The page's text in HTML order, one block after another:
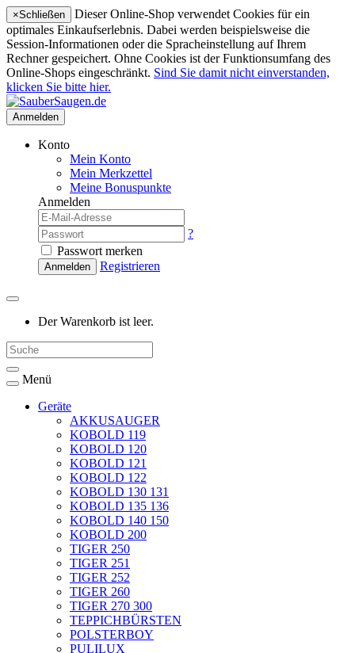
×Schließen
Dieser Online-Shop verwendet Cookies für ein
optimales Einkaufserlebnis. Dabei werden beispielsweise die
Session-Informationen oder die Spracheinstellung auf Ihrem
Rechner gespeichert. Ohne Cookies ist der Funktionsumfang des
Online-Shops eingeschränkt. Sind Sie damit nicht einverstanden,
klicken Sie bitte hier.
Anmelden
Konto
Mein Konto
Mein Merkzettel
Meine Bonuspunkte
Anmelden
?
Passwort merken
Anmelden Registrieren
Der Warenkorb ist leer.
Menü
Geräte
AKKUSAUGER
KOBOLD 119
KOBOLD 120
KOBOLD 121
KOBOLD 122
KOBOLD 130 131
KOBOLD 135 136
KOBOLD 140 150
KOBOLD 200
TIGER 250
TIGER 251
TIGER 252
TIGER 260
TIGER 270 300
TEPPICHBÜRSTEN
POLSTERBOY
PULILUX